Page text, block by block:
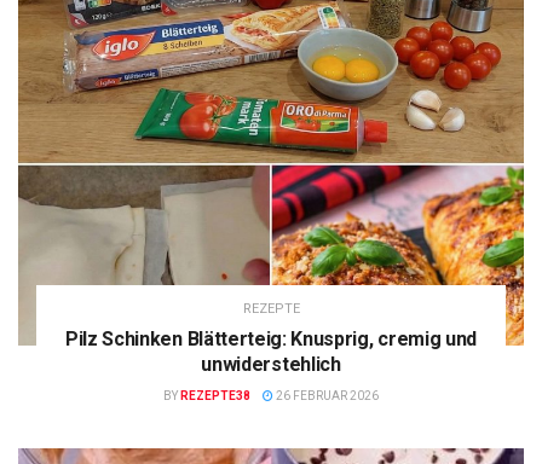
REZEPTE
Pilz Schinken Blätterteig: Knusprig, cremig und
unwiderstehlich
BY REZEPTE38 26 FEBRUAR 2026